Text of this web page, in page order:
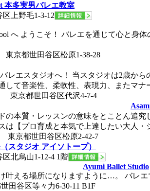
本多実男バレエ教室
上野毛1-3-12
へ ようこそ！ バレエを通じて心と
東京都世田谷区松原1-38-28
レエスタジオへ！ 当スタジオは2歳か
して音楽性、柔軟性、表現力、またマナ
東京都世田谷区代沢4-7-4
の本質・レッスンの意味をとことん追
は【プロ育成と本気で上達したい大人・
東京都世田谷区松原2-42-7
スタジオ アイソトープ）
北烏山1-12-4 1階
Ayumi Ballet Studio
叶える場所になりますように…。 バレ
田谷区等々力6-30-11 B1F